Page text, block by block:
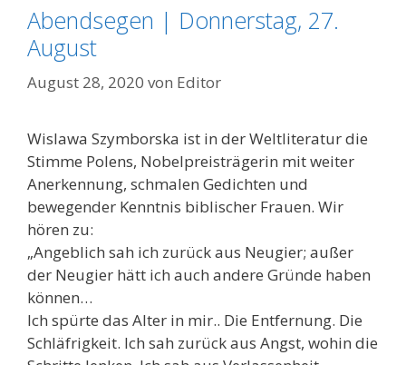
Abendsegen | Donnerstag, 27.
August
August 28, 2020 von Editor
Wislawa Szymborska ist in der Weltliteratur die
Stimme Polens, Nobelpreisträgerin mit weiter
Anerkennung, schmalen Gedichten und
bewegender Kenntnis biblischer Frauen. Wir
hören zu:
„Angeblich sah ich zurück aus Neugier; außer
der Neugier hätt ich auch andere Gründe haben
können…
Ich spürte das Alter in mir.. Die Entfernung. Die
Schläfrigkeit. Ich sah zurück aus Angst, wohin die